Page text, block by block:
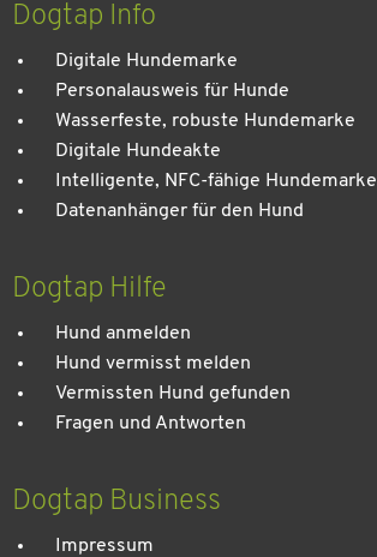
Dogtap Info
Digitale Hundemarke
Personalausweis für Hunde
Wasserfeste, robuste Hundemarke
Digitale Hundeakte
Intelligente, NFC-fähige Hundemarke
Datenanhänger für den Hund
Dogtap Hilfe
Hund anmelden
Hund vermisst melden
Vermissten Hund gefunden
Fragen und Antworten
Dogtap Business
Impressum